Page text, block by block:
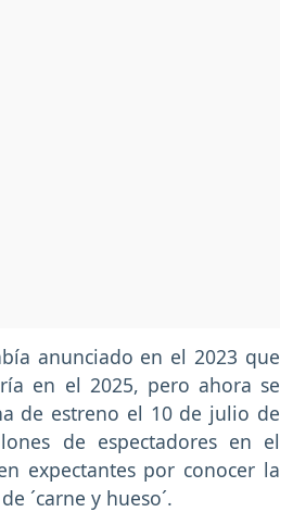
anunciado en el 2023 que
en el 2025, pero ahora se
de estreno el 10 de julio de
de espectadores en el
expectantes por conocer la
´carne y hueso´.